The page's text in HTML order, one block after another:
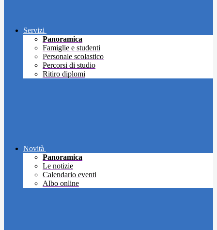
Servizi
Panoramica
Famiglie e studenti
Personale scolastico
Percorsi di studio
Ritiro diplomi
Novità
Panoramica
Le notizie
Calendario eventi
Albo online